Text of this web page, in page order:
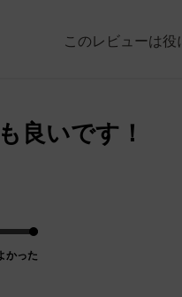
このレビューは役
良いです！
かった